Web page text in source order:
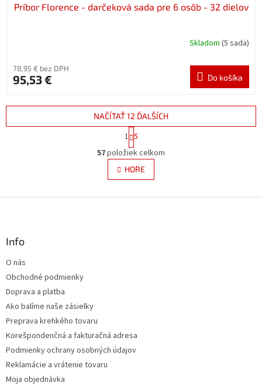
Príbor Florence - darčeková sada pre 6 osôb - 32 dielov
Skladom (5 sada)
78,95 € bez DPH
95,53 € Do košíka
O
v
l
á
i
s
NAČÍTAŤ 12 ĎALŠÍCH
S
t
r
á
n
k
v
1 5
57položiek celkom
HORE
Info
O nás
Obchodné podmienky
Doprava a platba
Ako balíme naše zásielky
Preprava krehkého tovaru
Korešpondenčná a fakturačná adresa
Podmienky ochrany osobných údajov
Reklamácie a vrátenie tovaru
Moja objednávka